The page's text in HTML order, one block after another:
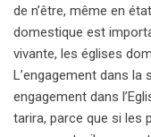
de n’être, même en
domestique est
vivante, les églises
L’engagement dans
engagement dans
tarira, parce que si les